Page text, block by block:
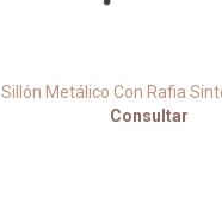
Sillón Metálico Con Rafia
Consultar